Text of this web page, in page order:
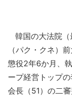
韓国の大法院（
（パク・クネ）
懲役2年6か月、
ープ経営トップ
会長（51）の二